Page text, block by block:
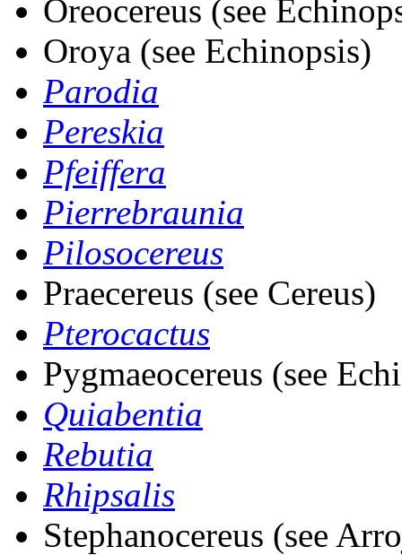
Oreocereus (see
Oroya (see Echinopsis)
Parodia
Pereskia
Pfeiffera
Pierrebraunia
Pilosocereus
Praecereus (see Cereus)
Pterocactus
Pygmaeocereus (see
Quiabentia
Rebutia
Rhipsalis
Stephanocereus (see